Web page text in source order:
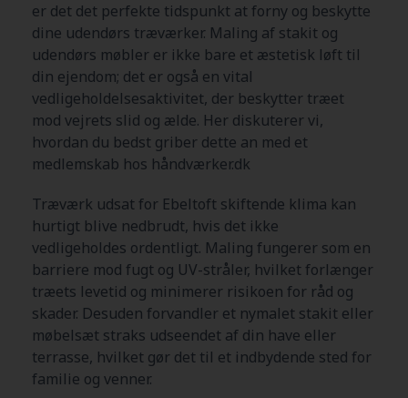
er det det perfekte tidspunkt at forny og beskytte
dine udendørs træværker. Maling af stakit og
udendørs møbler er ikke bare et æstetisk løft til
din ejendom; det er også en vital
vedligeholdelsesaktivitet, der beskytter træet
mod vejrets slid og ælde. Her diskuterer vi,
hvordan du bedst griber dette an med et
medlemskab hos håndværker.dk
Træværk udsat for Ebeltoft skiftende klima kan
hurtigt blive nedbrudt, hvis det ikke
vedligeholdes ordentligt. Maling fungerer som en
barriere mod fugt og UV-stråler, hvilket forlænger
træets levetid og minimerer risikoen for råd og
skader. Desuden forvandler et nymalet stakit eller
møbelsæt straks udseendet af din have eller
terrasse, hvilket gør det til et indbydende sted for
familie og venner.